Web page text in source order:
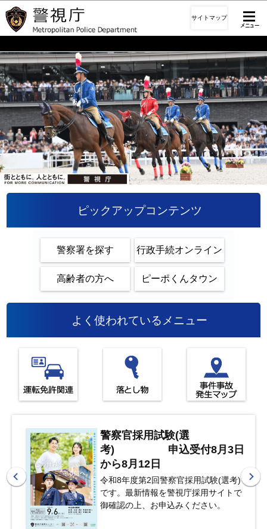
サイトマップ
ピックアップコンテンツ
警察署を探す 行政手続オンライン
高齢者の方へ ピーポくんタウン
よく使われているメニュー
警察官採用試験(選
考) 申込受付8月3日
から8月12日
令和8年度第2回警察官採用試験(選考)
です。最新情報を警視庁採用サイトで
御確認の上、お申込みください。